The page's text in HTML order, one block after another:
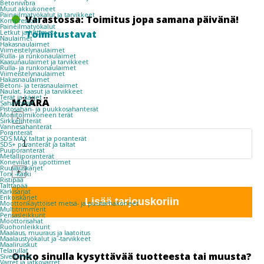
Betonivibra
Muut akkukoneet
Paineilmatyökalut ja tarvikkeet
Kompressorit
Paineilmatyökalut
Letkut ja liittimet
Naulaimet
Hakasnaulaimet
Viimeistelynaulaimet
Rulla- ja runkonaulaimet
Kaasunaulaimet ja tarvikkeet
Rulla- ja runkonaulaimet
Viimeistelynaulaimet
Hakasnaulaimet
Betoni- ja teräsnaulaimet
Naulat, kaasut ja tarvikkeet
Terät ja kärjet
Sahanterät
Pistosahan- ja puukkosahanterät
Monitoimikoneen terät
Sirkkelinterät
Vannesahanterät
Poranterät
SDS MAX taltat ja poranterät
SDS+ poranterät ja taltat
Puuporanterät
Metalliporanterät
Koneviilat ja upottimet
Ruuvauskärjet
Torx -kärki
Ristipää
Talttapää
Kärkisarjat
Erikoiskärjet
Moottorikäyttöiset metsä- ja puutarhakoneet
Multitrimmerit
Pensasleikkurit
Moottorisahat
Ruohonleikkurit
Maalaus, muuraus ja laatoitus
Maalaustyökalut ja -tarvikkeet
Maaliruiskut
Telarullat
Siveltimet
Varret ja jatkovarret
Varastossa: Toimitus jopa samana päivänä!
Toimitustavat
MÄÄRÄ
NAUHARUUVI
KIPSI
30X3,9
SENCO
SS
EK
HILO
PH2
1000
määrä
-
+
Lisää tarjouskoriin
Onko sinulla kysyttävää tuotteesta tai muusta?